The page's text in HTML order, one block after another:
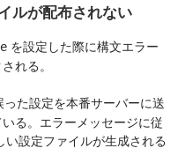
ルが配布されない
を設定した際に構文エラー
れる。
った設定を本番サーバーに送
る。エラーメッセージに従
設定ファイルが生成される